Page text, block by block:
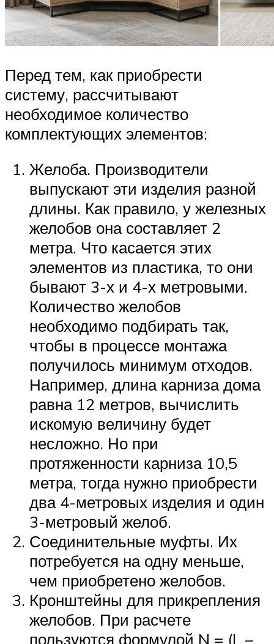
Перед тем, как приобрести
систему, рассчитывают
необходимое количество
комплектующих элементов:
Желоба. Производители
выпускают эти изделия разной
длины. Как правило, у железных
желобов она составляет 2
метра. Что касается этих
элементов из пластика, то они
бывают 3-х и 4-х метровыми.
Количество желобов
необходимо подбирать так,
чтобы в процессе монтажа
получилось минимум отходов.
Например, длина карниза дома
равна 12 метров, вычислить
искомую величину будет
несложно. Но при
протяженности карниза 10,5
метра, тогда нужно приобрести
два 4-метровых изделия и один
3-метровый желоб.
Соединительные муфты. Их
потребуется на одну меньше,
чем приобретено желобов.
Кронштейны для прикрепления
желобов. При расчете
пользуются формулой N = (L –